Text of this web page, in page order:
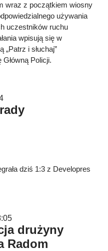
wraz z początkiem wiosny
używania
uczestników ruchu
wpisują się w
i słuchaj”
Policji.
dziś 1:3 z Developres
drużyny
Radom